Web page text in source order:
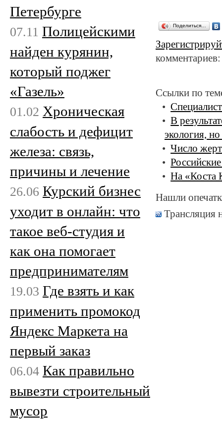
Поделиться…
Ссылки по
В
экология,
Число
На «Коста
Нашли
Трансляция
Петербурге
07.11 Полицейскими
найден курянин,
который поджег
«Газель»
01.02 Хроническая
слабость и дефицит
железа: связь,
причины и лечение
26.06 Курский бизнес
уходит в онлайн: что
такое веб-студия и
как она помогает
предпринимателям
19.03 Где взять и как
применить промокод
Яндекс Маркета на
первый заказ
06.04 Как правильно
вывезти строительный
мусор